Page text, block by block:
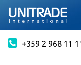
+359 2 968 11